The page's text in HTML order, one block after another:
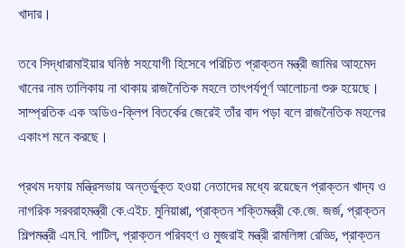
খাদার।
তবে সিদ্ধারামাইয়ার ঘনিষ্ঠ সহযোগী হিসেবে পরিচিত প্রাক্তন মন্ত্রী জামির আহমেদ
খানের নাম তালিকায় না থাকায় রাজনৈতিক মহলে তাৎপর্যপূর্ণ আলোচনা শুরু হয়েছে।
সাম্প্রতিক এক অডিও-ক্লিপ বিতর্কের জেরেই তাঁর বাদ পড়া বলে রাজনৈতিক মহলের
একাংশ মনে করছে।
প্রথম দফায় মন্ত্রিসভায় অন্তর্ভুক্ত হওয়া নেতাদের মধ্যে রয়েছেন প্রাক্তন খাদ্য ও
নাগরিক সরবরাহমন্ত্রী কে.এইচ. মুনিয়াপ্পা, প্রাক্তন শক্তিমন্ত্রী কে.জে. জর্জ, প্রাক্তন
শিল্পমন্ত্রী এম.বি. পাটিল, প্রাক্তন পরিবহণ ও মুজরাই মন্ত্রী রামলিঙ্গা রেড্ডি, প্রাক্তন